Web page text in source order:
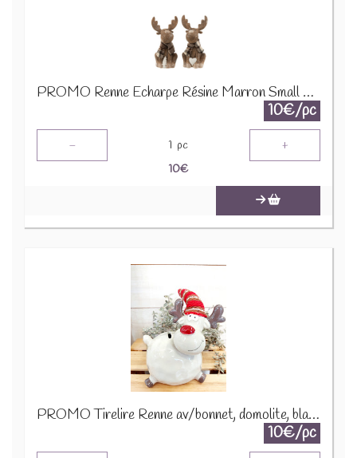
PROMO Renne Echarpe Résine Marron Small Assortiment De 2 16963 1890
10€/pc
- 1 pc +
10€
PROMO Tirelire Renne av/bonnet, domolite, blanc, 15x12x23cm A195313 1290
10€/pc